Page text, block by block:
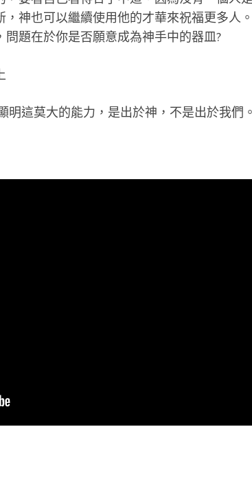
神也可以繼續使用他的才華來祝福更多人。
題在於你是否願意成為神手中的器皿?
明這莫大的能力，是出於神，不是出於我們。